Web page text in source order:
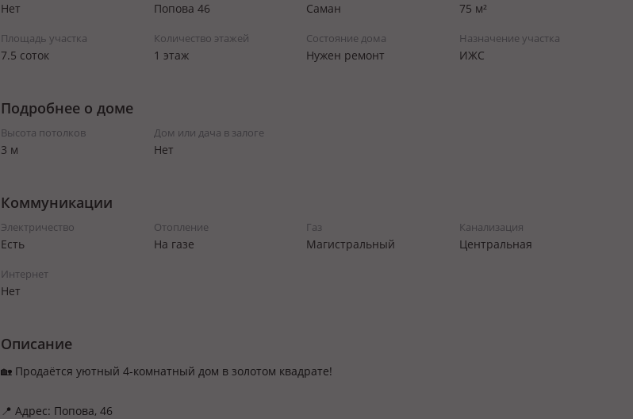
Нет Попова 46 Саман 75 м²
Площадь участка
7.5 соток
Количество этажей
1 этаж
Состояние дома
Нужен ремонт
Назначение участка
ИЖС
Подробнее о доме
Высота потолков
3 м
Дом или дача в залоге
Нет
Коммуникации
Электричество
Есть
Отопление
На газе
Газ
Магистральный
Канализация
Центральная
Интернет
Нет
Описание
🏡 Продаётся уютный 4-комнатный дом в золотом квадрате!
📍 Адрес: Попова, 46